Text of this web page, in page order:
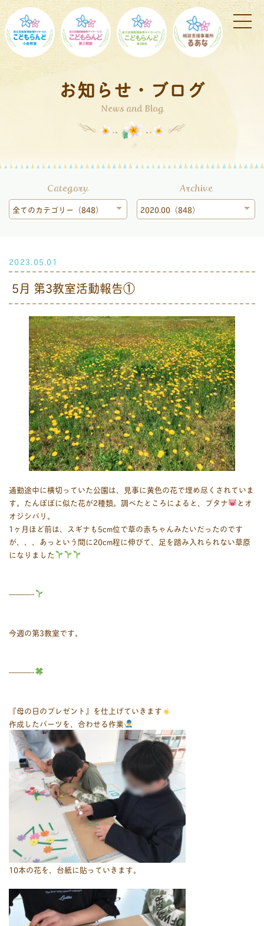
お知らせ・ブログ
News and Blog
Category
全てのカテゴリー（848）
Archive
2020.00（848）
2023.05.01
5月 第3教室活動報告①
通勤途中に横切っていた公園は、見事に黄色の花で埋め尽くされていま
す。たんぽぽに似た花が2種類。調べたところによると、ブタナ
とオ
オジシバリ。
1ヶ月ほど前は、スギナも5cm位で草の赤ちゃんみたいだったのです
が、、、あっという間に20cm程に伸びて、足を踏み入れられない草原
になりました
———-
今週の第3教室です。
———-
『母の日のプレゼント』を仕上げていきます
作成したパーツを、合わせる作業
10本の花を、台紙に貼っていきます。